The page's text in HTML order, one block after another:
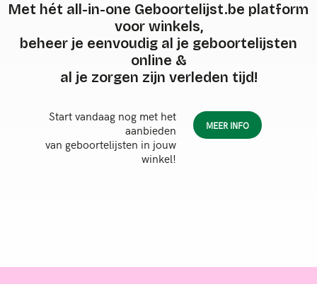
Met hét all-in-one Geboortelijst.be platform
voor winkels,
beheer je eenvoudig al je geboortelijsten
online &
al je zorgen zijn verleden tijd!
Start vandaag nog met het
aanbieden
van geboortelijsten in jouw
winkel!
MEER INFO